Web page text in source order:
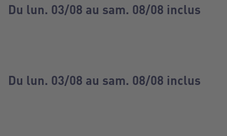
Du lun. 03/08 au sam. 08/08 inclus
Du lun. 03/08 au sam. 08/08 inclus